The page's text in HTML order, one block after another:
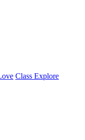
Class Explore